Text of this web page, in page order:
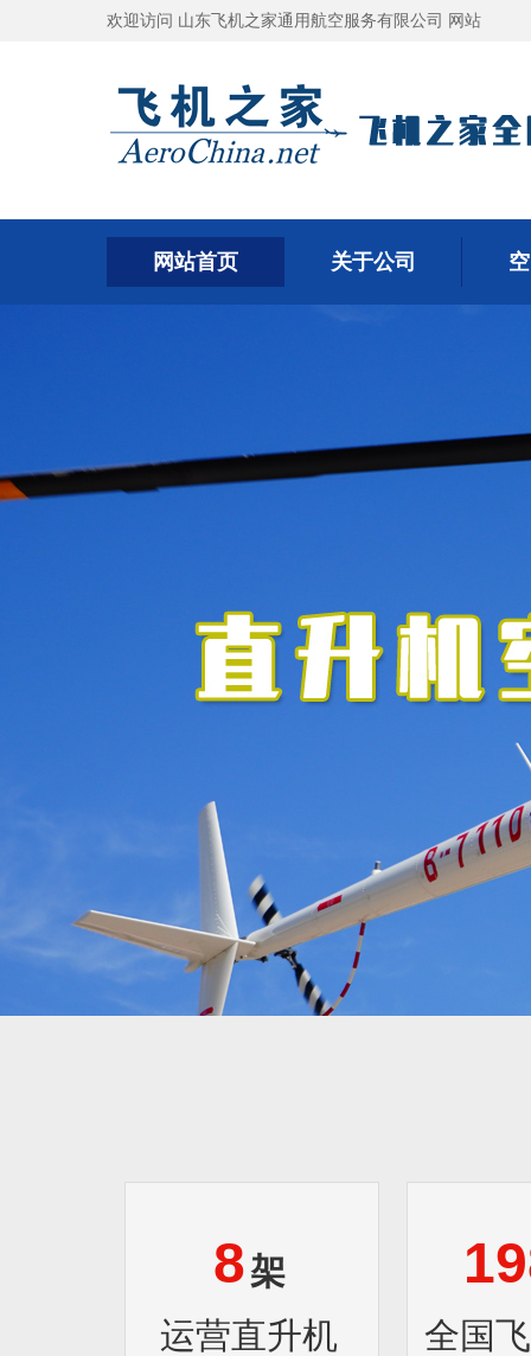
欢迎访问 山东飞机之家通用航空服务有限公司 网站
网站首页 关于公司
8架
运营直升机
全国